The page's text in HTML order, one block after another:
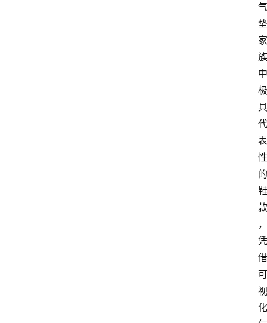
气
垫
家
族
中
极
具
代
表
性
的
鞋
款
，
凭
借
可
视
化